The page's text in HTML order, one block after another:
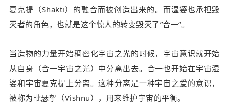
夏克提（Shakti）的融合而被创造出来的。而湿婆也承担毁
灭者的角色，也就是这个惊人的转变毁灭了”合一“。
当造物的力量开始稠密化宇宙之光的时候，宇宙意识就开始
从自身（合一宇宙之光）中分离出去。合一也开始在宇宙湿
婆和宇宙夏克提上分离。这种分离是一种宇宙之爱的意识，
被称为毗瑟挐 （Vishnu） ，用来维护宇宙的平衡。